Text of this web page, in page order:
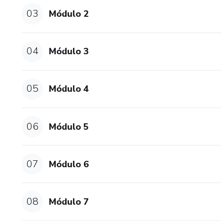
visualização que irão lhe
03 Módulo 2
04 Módulo 3
05 Módulo 4
06 Módulo 5
07 Módulo 6
08 Módulo 7